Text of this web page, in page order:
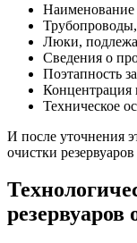
Наименование
Люки,
Сведения о
Поэтапность
Концентрация
Техническое
И после уточнения
очистки
резервуаров